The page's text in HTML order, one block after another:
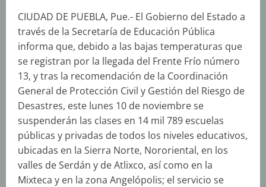
CIUDAD DE PUEBLA, Pue.- El Gobierno del Estado a
través de la Secretaría de Educación Pública
informa que, debido a las bajas temperaturas que
se registran por la llegada del Frente Frío número
13, y tras la recomendación de la Coordinación
General de Protección Civil y Gestión del Riesgo de
Desastres, este lunes 10 de noviembre se
suspenderán las clases en 14 mil 789 escuelas
públicas y privadas de todos los niveles educativos,
ubicadas en la Sierra Norte, Nororiental, en los
valles de Serdán y de Atlixco, así como en la
Mixteca y en la zona Angelópolis; el servicio se